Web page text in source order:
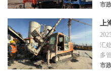
业
市
地
汇
多
业
市